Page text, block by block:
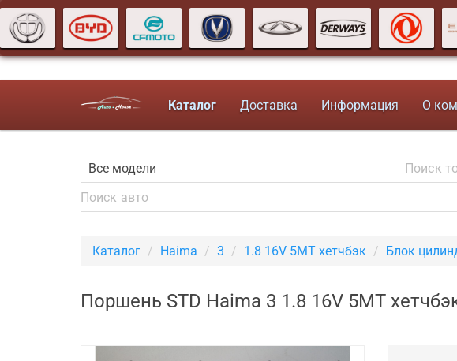
Каталог Доставка Информация О
Каталог Haima 3 1.8 16V 5MT хетчбэк Блок
Поршень STD Haima 3 1.8 16V 5MT